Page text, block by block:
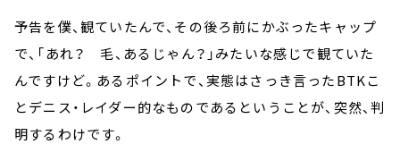
予告を僕、観ていたんで、その後ろ前にかぶったキャップ
で、「あれ？ 毛、あるじゃん？」みたいな感じで観ていた
んですけど。あるポイントで、実態はさっき言ったBTKこ
とデニス・レイダー的なものであるということが、突然、判
明するわけです。